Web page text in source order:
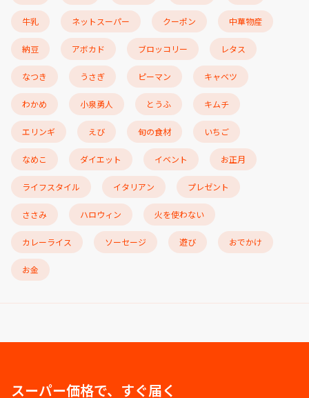
牛乳 ネットスーパー クーポン 中華物産
納豆 アボカド ブロッコリー レタス
なつき うさぎ ピーマン キャベツ
わかめ 小泉勇人 とうふ キムチ
エリンギ えび 旬の食材 いちご
なめこ ダイエット イベント お正月
ライフスタイル イタリアン プレゼント
ささみ ハロウィン 火を使わない
カレーライス ソーセージ 遊び おでかけ
お金
スーパー価格で、すぐ届く